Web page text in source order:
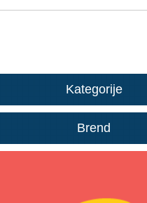
Kategorije
Brend